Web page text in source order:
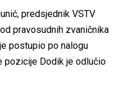
predsjednik VSTV
pravosudnih zvaničnika
postupio po nalogu
pozicije Dodik je odlučio